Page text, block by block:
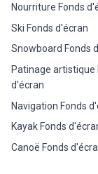
Nourriture Fonds
Ski Fonds d'écran
Snowboard Fonds
Patinage artistique
d'écran
Navigation Fonds
Kayak Fonds
Canoë Fonds